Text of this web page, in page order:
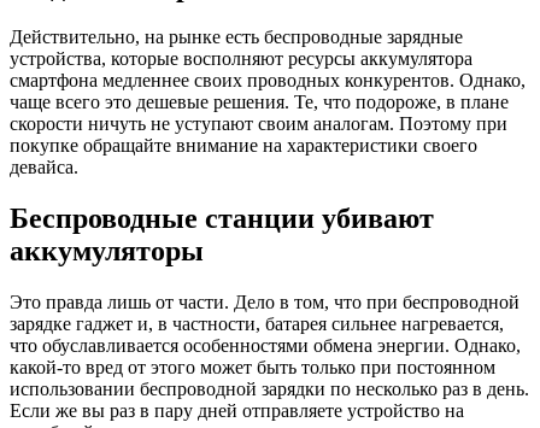
Действительно, на рынке есть беспроводные зарядные
устройства, которые восполняют ресурсы аккумулятора
смартфона медленнее своих проводных конкурентов. Однако,
чаще всего это дешевые решения. Те, что подороже, в плане
скорости ничуть не уступают своим аналогам. Поэтому при
покупке обращайте внимание на характеристики своего
девайса.
Беспроводные станции убивают
аккумуляторы
Это правда лишь от части. Дело в том, что при беспроводной
зарядке гаджет и, в частности, батарея сильнее нагревается,
что обуславливается особенностями обмена энергии. Однако,
какой-то вред от этого может быть только при постоянном
использовании беспроводной зарядки по несколько раз в день.
Если же вы раз в пару дней отправляете устройство на